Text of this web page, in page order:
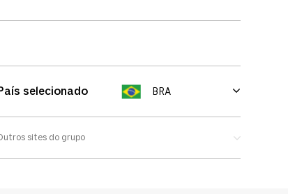
selecionado BRA
sites do grupo